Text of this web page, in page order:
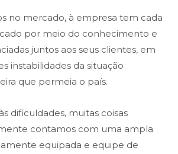
no mercado, à empresa tem cada
por meio do conhecimento e
juntos aos seus clientes, em
instabilidades da situação
que permeia o país.
dificuldades, muitas coisas
contamos com uma ampla
equipada e equipe de